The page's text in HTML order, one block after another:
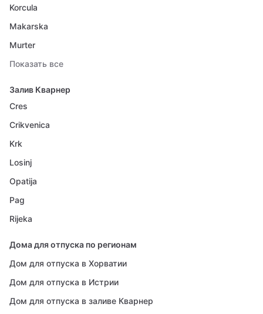
Korcula
Makarska
Murter
Показать все
Залив Кварнер
Cres
Crikvenica
Krk
Losinj
Opatija
Pag
Rijeka
Дома для отпуска по регионам
Дом для отпуска в Хорватии
Дом для отпуска в Истрии
Дом для отпуска в заливе Кварнер